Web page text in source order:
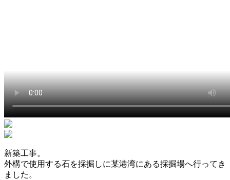
新築工事。
外構で使用する石を採掘しに某港湾にある採掘場へ行ってき
ました。